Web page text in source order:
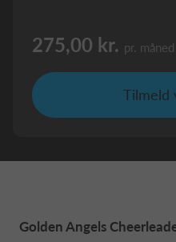
275,00 kr. pr. måned
Tilmeld
Golden Angels